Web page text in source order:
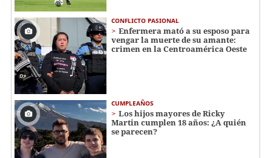
CONFLICTO PASIONAL
Enfermera mató a su esposo para
vengar la muerte de su amante:
crimen en la Centroamérica Oeste
CUMPLEAÑOS
Los hijos mayores de Ricky
Martin cumplen 18 años: ¿A quién
se parecen?